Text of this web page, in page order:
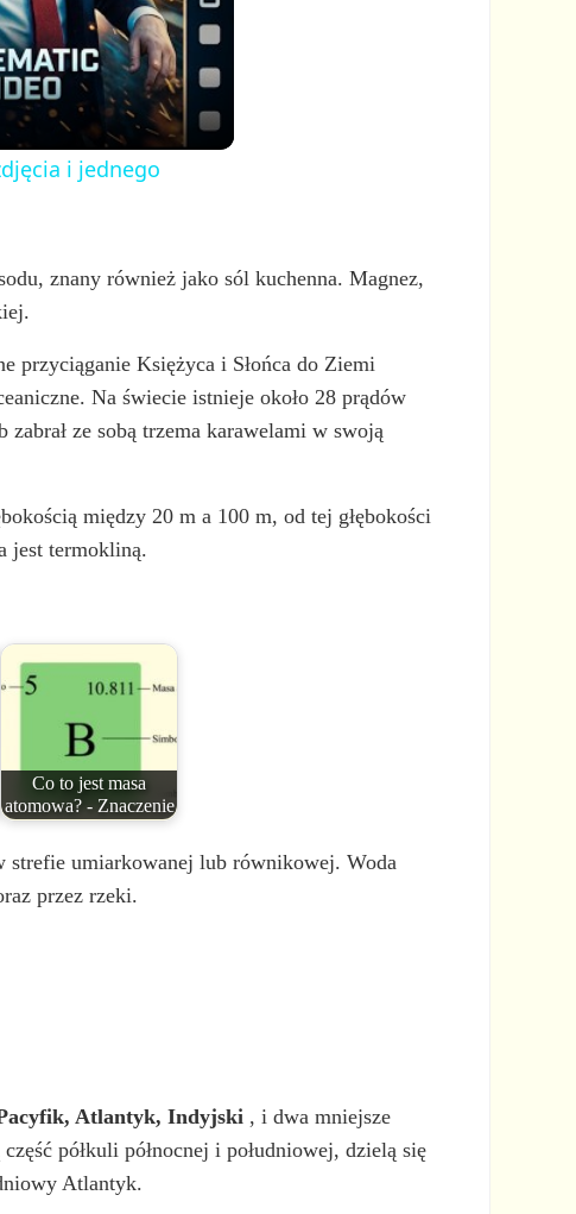
i jednego
znany również jako sól kuchenna. Magnez,
przyciąganie Księżyca i Słońca do Ziemi
Na świecie istnieje około 28 prądów
ze sobą trzema karawelami w swoją
między 20 m a 100 m, od tej głębokości
jest termokliną.
Co to jest masa
atomowa? - Znaczenie
umiarkowanej lub równikowej. Woda
przez rzeki.
Atlantyk, Indyjski , i dwa mniejsze
półkuli północnej i południowej, dzielą się
Atlantyk.